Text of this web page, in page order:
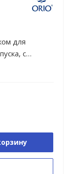
для
с
32-32.